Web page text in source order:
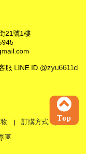
21號1樓
服 LINE ID:@zyu6611d
訂購方式|
區
Top